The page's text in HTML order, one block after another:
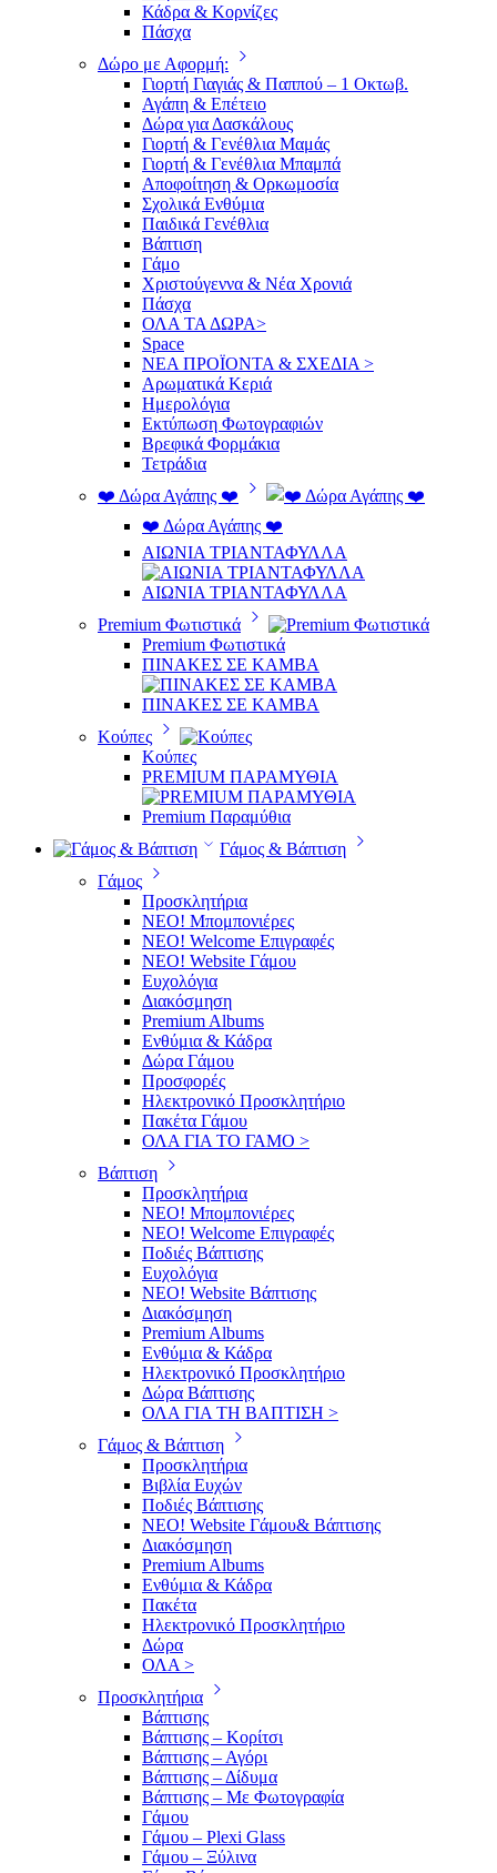
Κάδρα & Κορνίζες
Πάσχα
Δώρο με Αφορμή:
Γιορτή Γιαγιάς & Παππού – 1 Οκτωβ.
Αγάπη & Επέτειο
Δώρα για Δασκάλους
Γιορτή & Γενέθλια Μαμάς
Γιορτή & Γενέθλια Μπαμπά
Αποφοίτηση & Ορκωμοσία
Σχολικά Ενθύμια
Παιδικά Γενέθλια
Βάπτιση
Γάμο
Χριστούγεννα & Νέα Χρονιά
Πάσχα
ΟΛΑ ΤΑ ΔΩΡΑ>
Space
ΝΕΑ ΠΡΟΪΟΝΤΑ & ΣΧΕΔΙΑ >
Αρωματικά Κεριά
Ημερολόγια
Εκτύπωση Φωτογραφιών
Βρεφικά Φορμάκια
Τετράδια
❤️ Δώρα Αγάπης ❤️
❤️ Δώρα Αγάπης ❤️
ΑΙΩΝΙΑ ΤΡΙΑΝΤΑΦΥΛΛΑ
ΑΙΩΝΙΑ ΤΡΙΑΝΤΑΦΥΛΛΑ
Premium Φωτιστικά
Premium Φωτιστικά
ΠΙΝΑΚΕΣ ΣΕ ΚΑΜΒΑ
ΠΙΝΑΚΕΣ ΣΕ ΚΑΜΒΑ
Κούπες
Κούπες
PREMIUM ΠΑΡΑΜΥΘΙΑ
Premium Παραμύθια
Γάμος & Βάπτιση
Γάμος
Προσκλητήρια
ΝΕΟ! Μπομπονιέρες
NEO! Welcome Επιγραφές
ΝΕΟ! Website Γάμου
Ευχολόγια
Διακόσμηση
Premium Albums
Ενθύμια & Κάδρα
Δώρα Γάμου
Προσφορές
Ηλεκτρονικό Προσκλητήριο
Πακέτα Γάμου
ΟΛΑ ΓΙΑ ΤΟ ΓΑΜΟ >
Βάπτιση
Προσκλητήρια
ΝΕΟ! Μπομπονιέρες
NEO! Welcome Επιγραφές
Ποδιές Βάπτισης
Ευχολόγια
ΝΕΟ! Website Βάπτισης
Διακόσμηση
Premium Albums
Ενθύμια & Κάδρα
Ηλεκτρονικό Προσκλητήριο
Δώρα Βάπτισης
ΟΛΑ ΓΙΑ ΤΗ ΒΑΠΤΙΣΗ >
Γάμος & Βάπτιση
Προσκλητήρια
Βιβλία Ευχών
Ποδιές Βάπτισης
ΝΕΟ! Website Γάμου& Βάπτισης
Διακόσμηση
Premium Albums
Ενθύμια & Κάδρα
Πακέτα
Ηλεκτρονικό Προσκλητήριο
Δώρα
ΟΛΑ >
Προσκλητήρια
Βάπτισης
Βάπτισης – Κορίτσι
Βάπτισης – Αγόρι
Βάπτισης – Δίδυμα
Βάπτισης – Με Φωτογραφία
Γάμου
Γάμου – Plexi Glass
Γάμου – Ξύλινα